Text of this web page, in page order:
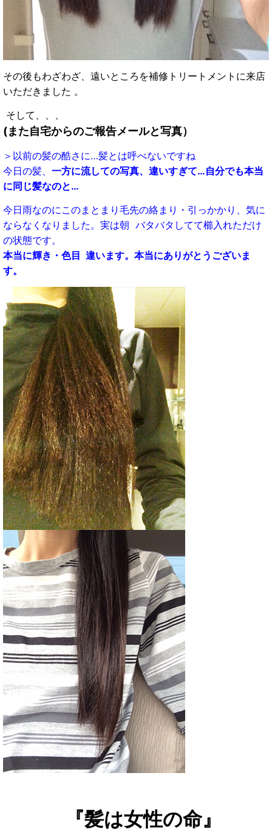
その後もわざわざ、遠いところを補修トリートメントに来店
いただきました 。
そして、、、
(また自宅からのご報告メールと写真）
＞ 以前の髪の酷さに…髪とは呼べないですね
今日の髪、 一方に流しての写真、 違いすぎて…自分でも本当
に同じ髪なのと…
今日雨なのにこのまとまり 毛先の絡まり・引っかかり、 気に
ならなくなりました。 実は朝 バタバタしてて櫛入れただけ
の状態です。
本当に輝き・色目 違います。 本当にありがとうございま
す。
『髪は女性の命』